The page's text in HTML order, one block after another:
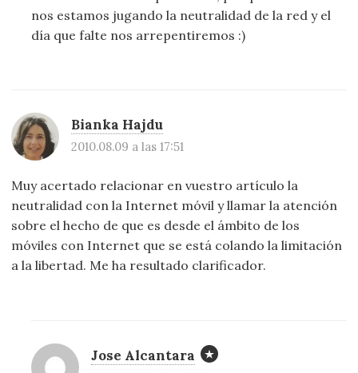
nos estamos jugando la neutralidad de la red y el
día que falte nos arrepentiremos :)
Bianka Hajdu
2010.08.09 a las 17:51
Muy acertado relacionar en vuestro artículo la
neutralidad con la Internet móvil y llamar la atención
sobre el hecho de que es desde el ámbito de los
móviles con Internet que se está colando la limitación
a la libertad. Me ha resultado clarificador.
Jose Alcantara